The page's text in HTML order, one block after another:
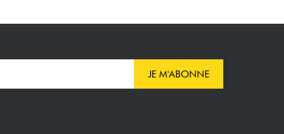
JE M'ABONNE